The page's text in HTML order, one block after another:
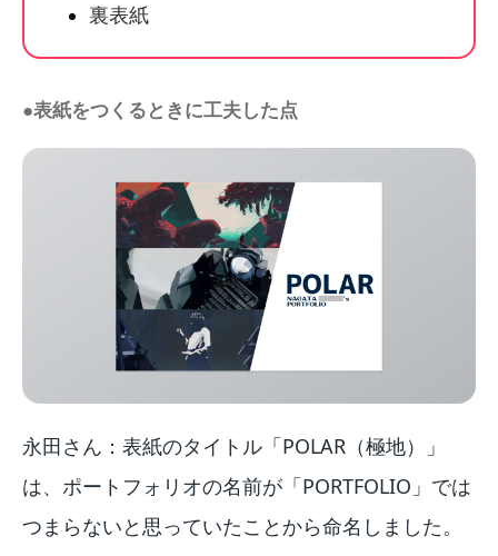
裏表紙
●表紙をつくるときに工夫した点
永田さん：表紙のタイトル「POLAR（極地）」
は、ポートフォリオの名前が「PORTFOLIO」では
つまらないと思っていたことから命名しました。